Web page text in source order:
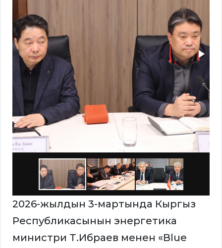
2026-жылдын 3-мартында Кыргыз
Республикасынын энергетика
министри Т.Ибраев менен «Blue